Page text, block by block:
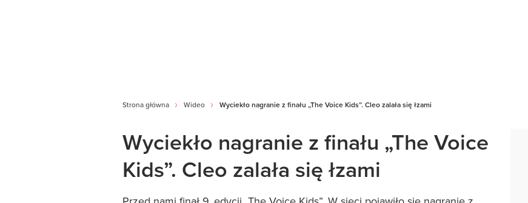
Strona główna Wideo Wyciekło nagranie z finału „The Voice Kids”. Cleo zalała się łzami
Wyciekło nagranie z finału „The Voice
Kids”. Cleo zalała się łzami